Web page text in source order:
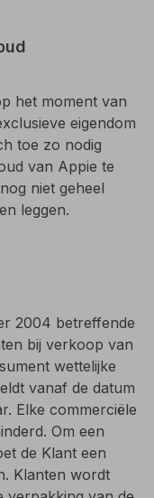
het moment van
eigendom
toe zo nodig
van Appie te
niet geheel
leggen.
2004 betreffende
bij verkoop van
wettelijke
vanaf de datum
Elke commerciële
Om een
de Klant een
Klanten wordt